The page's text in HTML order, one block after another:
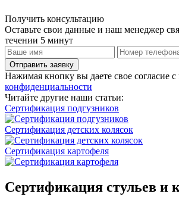
Получить консультацию
Оставьте свои данные и наш менеджер
течении 5 минут
Отправить заявку
Нажимая кнопку вы даете свое согласие
конфиденциальности
Читайте другие наши статьи:
Сертификация подгузников
Сертификация детских колясок
Сертификация картофеля
Сертификация стульев и